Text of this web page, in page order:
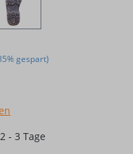
gespart)
- 3 Tage